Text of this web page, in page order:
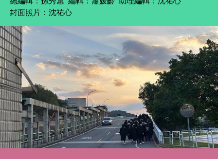
封面照片：沈祐心